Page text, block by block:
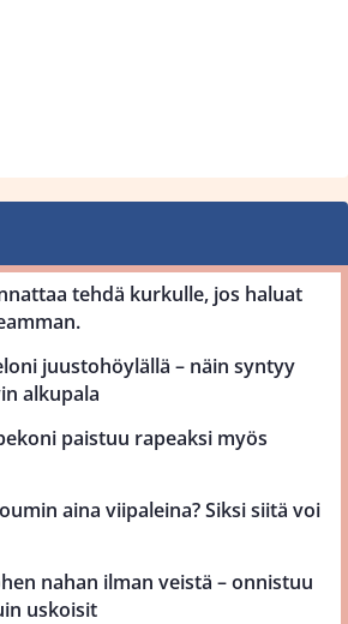
tehdä kurkulle, jos haluat
juustohöylällä – näin syntyy
alkupala
paistuu rapeaksi myös
aina viipaleina? Siksi siitä voi
nahan ilman veistä – onnistuu
uskoisit